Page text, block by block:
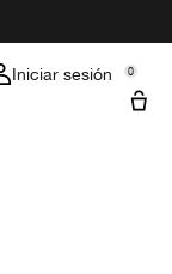
Iniciar sesión 0